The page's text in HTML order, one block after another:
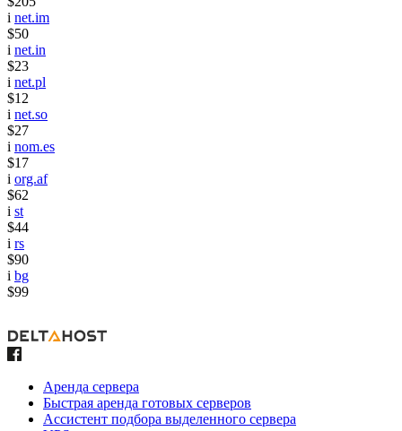
i net.im
$50
i net.in
$23
i net.pl
$12
i net.so
$27
i nom.es
$17
i org.af
$62
i st
$44
i rs
$90
i bg
$99
Аренда сервера
Быстрая аренда готовых серверов
Ассистент подбора выделенного сервера